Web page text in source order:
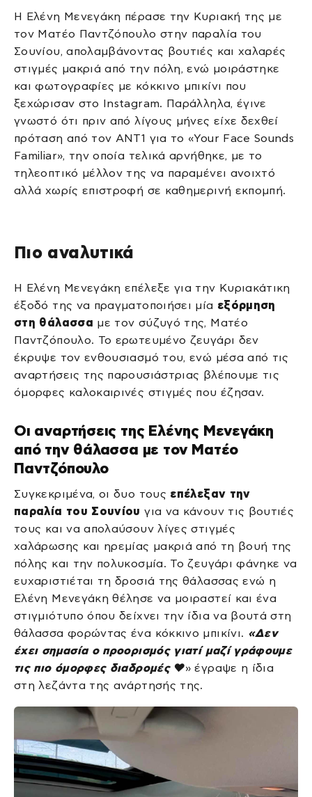
Η Ελένη Μενεγάκη πέρασε την Κυριακή της με
τον Ματέο Παντζόπουλο στην παραλία του
Σουνίου, απολαμβάνοντας βουτιές και χαλαρές
στιγμές μακριά από την πόλη, ενώ μοιράστηκε
και φωτογραφίες με κόκκινο μπικίνι που
ξεχώρισαν στο Instagram. Παράλληλα, έγινε
γνωστό ότι πριν από λίγους μήνες είχε δεχθεί
πρόταση από τον ΑΝΤ1 για το «Your Face Sounds
Familiar», την οποία τελικά αρνήθηκε, με το
τηλεοπτικό μέλλον της να παραμένει ανοιχτό
αλλά χωρίς επιστροφή σε καθημερινή εκπομπή.
Πιο αναλυτικά
Η Ελένη Μενεγάκη επέλεξε για την Κυριακάτικη
έξοδό της να πραγματοποιήσει μία εξόρμηση
στη θάλασσα με τον σύζυγό της, Ματέο
Παντζόπουλο. Το ερωτευμένο ζευγάρι δεν
έκρυψε τον ενθουσιασμό του, ενώ μέσα από τις
αναρτήσεις της παρουσιάστριας βλέπουμε τις
όμορφες καλοκαιρινές στιγμές που έζησαν.
Οι αναρτήσεις της Ελένης Μενεγάκη
από την θάλασσα με τον Ματέο
Παντζόπουλο
Συγκεκριμένα, οι δυο τους επέλεξαν την
παραλία του Σουνίου για να κάνουν τις βουτιές
τους και να απολαύσουν λίγες στιγμές
χαλάρωσης και ηρεμίας μακριά από τη βουή της
πόλης και την πολυκοσμία. Το ζευγάρι φάνηκε να
ευχαριστιέται τη δροσιά της θάλασσας ενώ η
Ελένη Μενεγάκη θέλησε να μοιραστεί και ένα
στιγμιότυπο όπου δείχνει την ίδια να βουτά στη
θάλασσα φορώντας ένα κόκκινο μπικίνι. «Δεν
έχει σημασία ο προορισμός γιατί μαζί γράφουμε
τις πιο όμορφες διαδρομές ❤️» έγραψε η ίδια
στη λεζάντα της ανάρτησής της.